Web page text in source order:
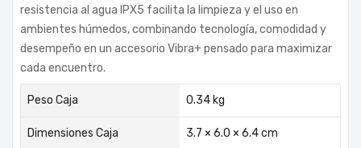
resistencia al agua IPX5 facilita la limpieza y el uso en
ambientes húmedos, combinando tecnología, comodidad y
desempeño en un accesorio Vibra+ pensado para maximizar
cada encuentro.
Peso Caja 0.34 kg
Dimensiones Caja 3.7 × 6.0 × 6.4 cm